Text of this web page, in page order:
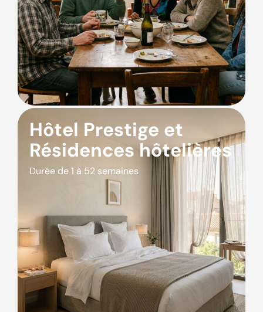
Hôtel Prestige et
Résidences hôtelières
Durée de 1 à 52 semaines